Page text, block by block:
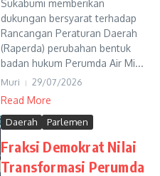
Sukabumi memberikan
dukungan bersyarat terhadap
Rancangan Peraturan Daerah
(Raperda) perubahan bentuk
badan hukum Perumda Air Mi...
Muri 29/07/2026
Read More
Daerah Parlemen
Fraksi Demokrat Nilai
Transformasi Perumda